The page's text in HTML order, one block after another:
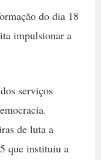
do dia 18
impulsionar a
serviços
de luta a
que instituiu a